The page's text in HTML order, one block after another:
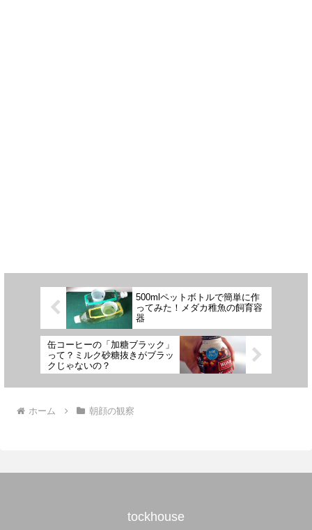
500mlペットボトルで簡単に作
ってみた！メダカ稚魚の飼育容
器
缶コーヒーの「加糖ブラック」
って？ミルク砂糖抜きがブラッ
クじゃないの？
ホーム 朝顔の観察
tockhouse